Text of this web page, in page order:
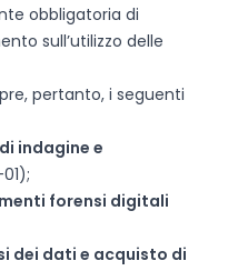
obbligatoria di
sull’utilizzo delle
pertanto, i seguenti
indagine e
forensi digitali
dei dati e acquisto di